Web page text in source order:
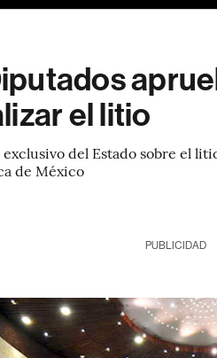
el litio
del Estado sobre el
de México
PUBLICIDAD